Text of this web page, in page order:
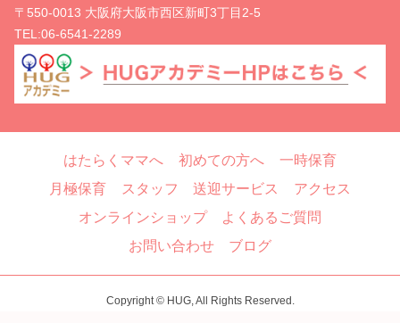
〒550-0013 大阪府大阪市西区新町3丁目2-5
TEL:06-6541-2289
はたらくママへ 初めての方へ
一時保育
月極保育
スタッフ 送迎サービス
アクセス
オンラインショップ
よくあるご質問
お問い合わせ
ブログ
Copyright © HUG, All Rights Reserved.